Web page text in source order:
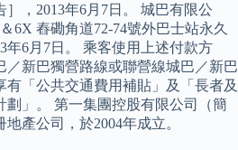
，2013年6月7日。 城巴有限公
6X 舂磡角道72-74號外巴士站永久
年6月7日。 乘客使用上述付款方
／新巴獨營路線或聯營線城巴／新巴
「公共交通費用補貼」及「長者及
劃」。 第一集團控股有限公司（簡
產公司，於2004年成立。